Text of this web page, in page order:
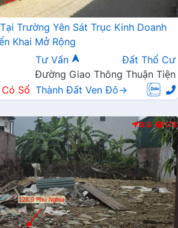
Trường Yên Sát Trục Kinh Doanh
Khai Mở Rộng
Tư Vấn
Đất Thổ Cư
Đường Giao Thông Thuận Tiện
Sổ Thành Đất Ven Đô→
Đ.B 178